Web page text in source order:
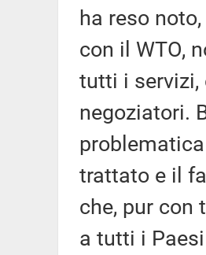
ha reso
con il WTO,
tutti i servizi,
negoziatori.
trattato e il
che, pur con
a tutti i